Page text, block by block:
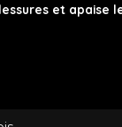
et apaise